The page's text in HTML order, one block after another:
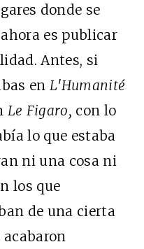
donde se
es publicar
Antes, si
en L'Humanité
Le Figaro, con lo
lo que estaba
ni una cosa ni
los que
de una cierta